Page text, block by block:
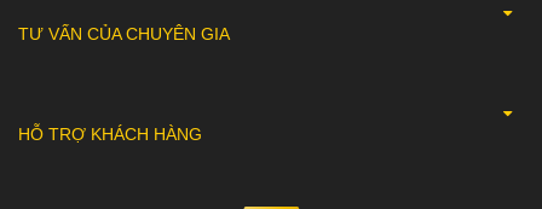
TƯ VẤN CỦA CHUYÊN GIA
HỖ TRỢ KHÁCH HÀNG